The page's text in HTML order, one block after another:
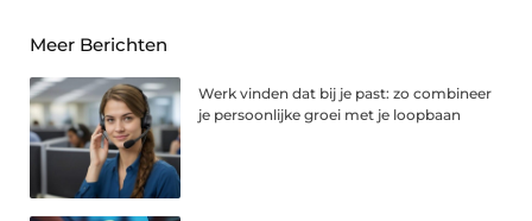
Meer Berichten
Werk vinden dat bij je past: zo combineer
je persoonlijke groei met je loopbaan